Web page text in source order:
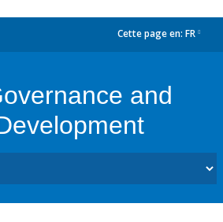
Cette page en: FR
and